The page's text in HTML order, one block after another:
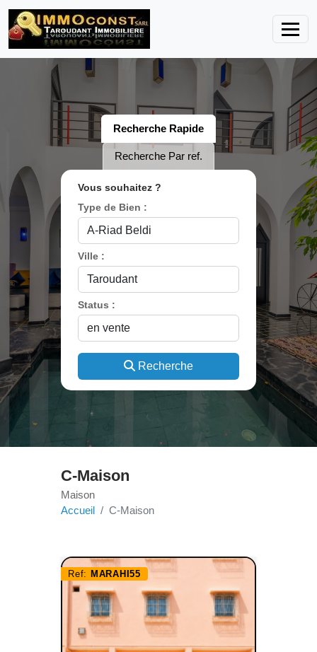
Recherche Rapide
Recherche Par ref.
Vous souhaitez ?
Type de Bien :
Ville :
Status :
Recherche
C-Maison
Maison
Accueil
C-Maison
Ref: MARAHI55